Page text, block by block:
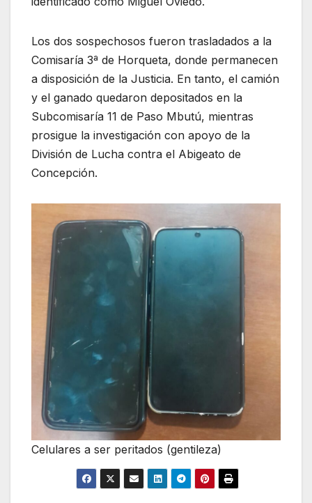
Los dos sospechosos fueron trasladados a la
Comisaría 3ª de Horqueta, donde permanecen
a disposición de la Justicia. En tanto, el camión
y el ganado quedaron depositados en la
Subcomisaría 11 de Paso Mbutú, mientras
prosigue la investigación con apoyo de la
División de Lucha contra el Abigeato de
Concepción.
Celulares a ser peritados (gentileza)